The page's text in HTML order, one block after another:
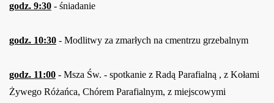
godz. 9:30 - śniadanie
godz. 10:30 - Modlitwy za zmarłych na cmentrzu grzebalnym
godz. 11:00 - Msza Św. - spotkanie z Radą Parafialną , z Kołami
Żywego Różańca, Chórem Parafialnym, z miejscowymi